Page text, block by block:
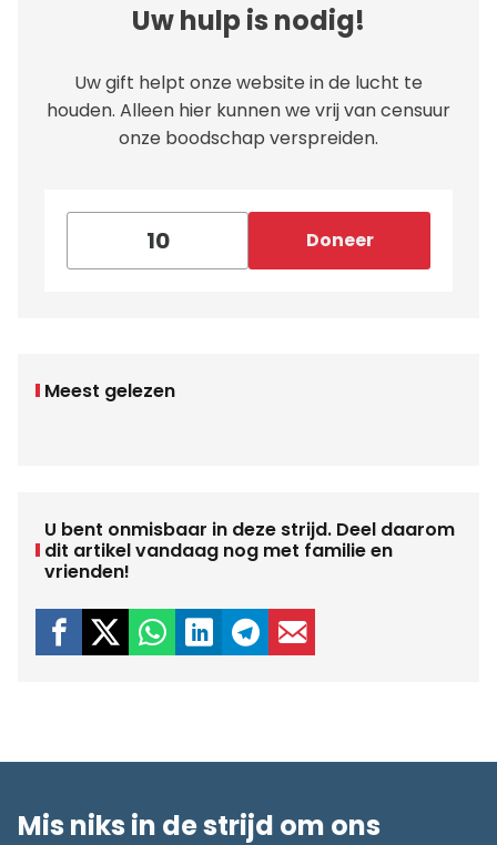
Uw hulp is nodig!
Uw gift helpt onze website in de lucht te
houden. Alleen hier kunnen we vrij van censuur
onze boodschap verspreiden.
Doneer
Meest gelezen
U bent onmisbaar in deze strijd. Deel daarom
dit artikel vandaag nog met familie en
vrienden!
Mis niks in de strijd om ons